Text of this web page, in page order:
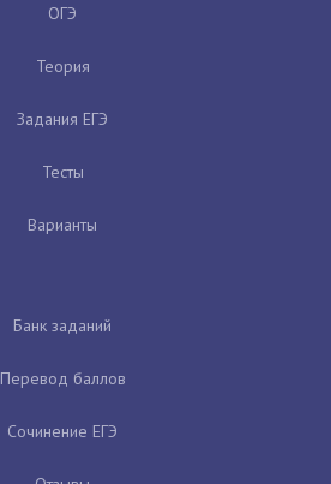
ОГЭ
Теория
Задания ЕГЭ
Тесты
Варианты
Банк заданий
Перевод баллов
Сочинение ЕГЭ